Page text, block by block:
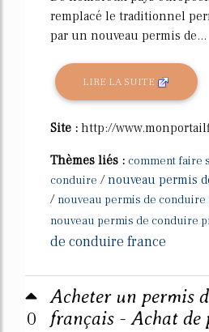
remplacé le traditionnel
par un nouveau permis de...
LIRE LA SUITE
Site : http://
Thèmes liés : comment faire
conduire /nouveau permis
/ nouveau permis de
nouveau permis de conduire
de conduire france
0
Acheter un permis
français - Achat de